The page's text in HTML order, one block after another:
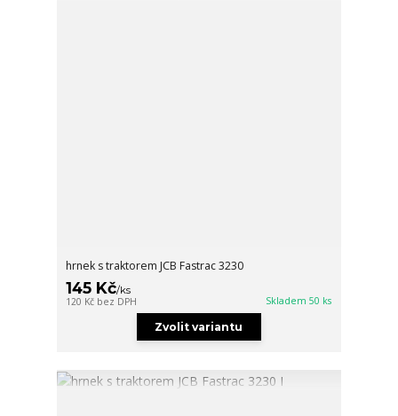
hrnek s traktorem JCB Fastrac 3230
145 Kč/ks
120 Kč bez DPH Skladem 50 ks
Zvolit variantu